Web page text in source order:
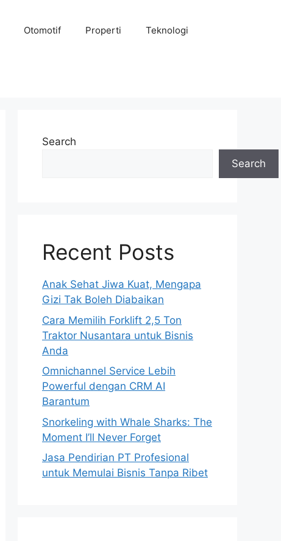
Otomotif Properti Teknologi
Search
Search
Recent Posts
Anak Sehat Jiwa Kuat, Mengapa
Gizi Tak Boleh Diabaikan
Cara Memilih Forklift 2,5 Ton
Traktor Nusantara untuk Bisnis
Anda
Omnichannel Service Lebih
Powerful dengan CRM AI
Barantum
Snorkeling with Whale Sharks: The
Moment I’ll Never Forget
Jasa Pendirian PT Profesional
untuk Memulai Bisnis Tanpa Ribet